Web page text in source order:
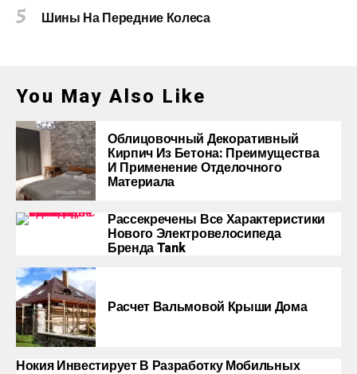
Шины На Передние Колеса
You May Also Like
Облицовочный Декоративный
Кирпич Из Бетона: Преимущества
И Применение Отделочного
Материала
Рассекречены Все Характеристики
Нового Электровелосипеда
Бренда Tank
Расчет Вальмовой Крыши Дома
Нокия Инвестирует В Разработку Мобильных